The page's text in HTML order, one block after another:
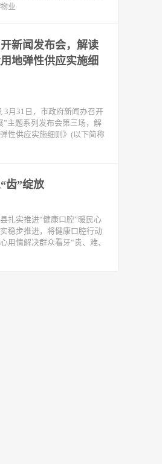
业
新闻发布会，解读
地弹性供应实施细
31日，市政府新闻办召开
”主题系列发布会第三场，解
性供应实施细则》(以下简称
齿”绽放
扎实推进“健康口腔”暖民心
稳步推进，将健康口腔行动
用情解决群众看牙“贵、难、